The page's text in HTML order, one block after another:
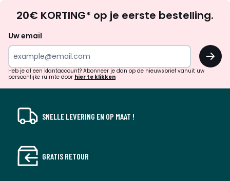
zoek
inspiratie
verrassingen?
20€ KORTING* op je eerste bestelling.
Uw email
OK
Heb je al een klantaccount? Abonneer je dan op de nieuwsbrief vanuit uw
persoonlijke ruimte door hier te klikken
SNELLE LEVERING EN OP MAAT !
GRATIS RETOUR